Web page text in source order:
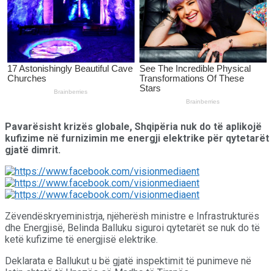
Pavarësisht krizës globale, Shqipëria nuk do të aplikojë
kufizime në furnizimin me energji elektrike për qytetarët
gjatë dimrit.
Zëvendëskryeministrja, njëherësh ministre e Infrastrukturës
dhe Energjisë, Belinda Balluku siguroi qytetarët se nuk do të
ketë kufizime të energjisë elektrike.
Deklarata e Ballukut u bë gjatë inspektimit të punimeve në